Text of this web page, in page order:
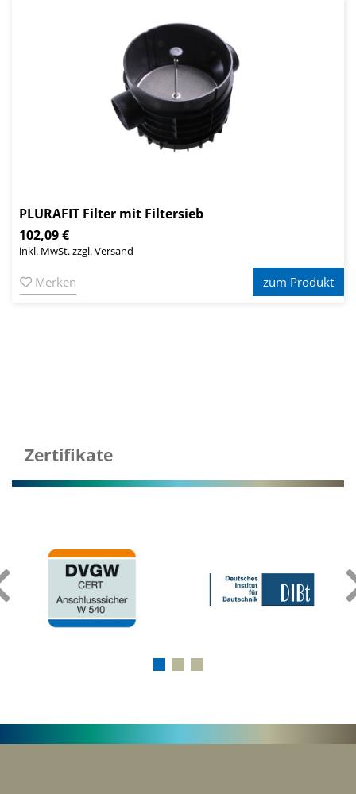
PLURAFIT Filter mit Filtersieb
102,09 €
inkl. MwSt. zzgl. Versand
Merken zum Produkt
Zertifikate